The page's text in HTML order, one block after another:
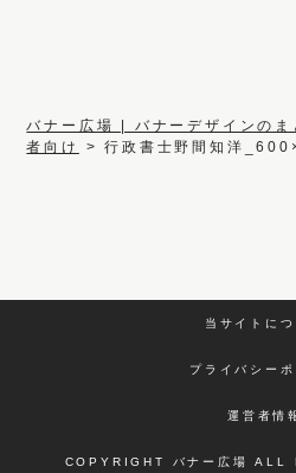
バナー広場 | バナーデザインのま
者向け
>行政書士野間知洋
当サイトにつ
プライバシーポ
運営者情
COPYRIGHT バナー広場 ALL